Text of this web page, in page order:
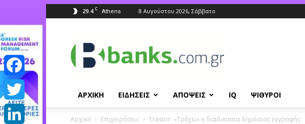
29.4 C Athens 8 Αυγούστου 2026, Σάββατο
ΑΡΧΙΚΗ ΕΙΔΗΣΕΙΣ ΑΠΟΨΕΙΣ IQ ΨΙΘΥΡΟΙ
Αρχική Επιχειρήσεις Τrastor: «Τρέχει» η διαδικασία δημόσιας εγγραφής
Facebook
Twitter